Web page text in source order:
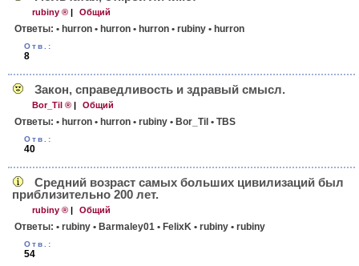
rubiny ® | Общий
Ответы: • hurron • hurron • hurron • rubiny • hurron
Отв.:
8
Закон, справед­ливость и здравый смысл.
Bor_Til ® | Общий
Ответы: • hurron • hurron • rubiny • Bor_Til • TBS
Отв.:
40
Средний возраст самых больших цивилизаций был
приблиз­ительно 200 лет.
rubiny ® | Общий
Ответы: • rubiny • Barmaley01 • FelixK • rubiny • rubiny
Отв.:
54